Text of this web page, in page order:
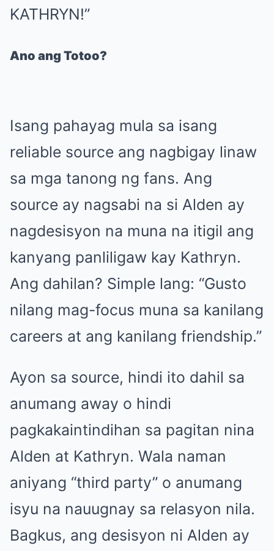
KATHRYN!”
Ano ang Totoo?
Isang pahayag mula sa isang
reliable source ang nagbigay linaw
sa mga tanong ng fans. Ang
source ay nagsabi na si Alden ay
nagdesisyon na muna na itigil ang
kanyang panliligaw kay Kathryn.
Ang dahilan? Simple lang: “Gusto
nilang mag-focus muna sa kanilang
careers at ang kanilang friendship.”
Ayon sa source, hindi ito dahil sa
anumang away o hindi
pagkakaintindihan sa pagitan nina
Alden at Kathryn. Wala naman
aniyang “third party” o anumang
isyu na nauugnay sa relasyon nila.
Bagkus, ang desisyon ni Alden ay